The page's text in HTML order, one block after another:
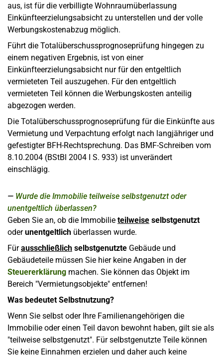
aus, ist für die verbilligte Wohnraumüberlassung
Einkünfteerzielungsabsicht zu unterstellen und der volle
Werbungskostenabzug möglich.
Führt die Totalüberschussprognoseprüfung hingegen zu
einem negativen Ergebnis, ist von einer
Einkünfteerzielungsabsicht nur für den entgeltlich
vermieteten Teil auszugehen. Für den entgeltlich
vermieteten Teil können die Werbungskosten anteilig
abgezogen werden.
Die Totalüberschussprognoseprüfung für die Einkünfte aus
Vermietung und Verpachtung erfolgt nach langjähriger und
gefestigter BFH-Rechtsprechung. Das BMF-Schreiben vom
8.10.2004 (BStBl 2004 I S. 933) ist unverändert
einschlägig.
Wurde die Immobilie teilweise selbstgenutzt oder
unentgeltlich überlassen?
Geben Sie an, ob die Immobilie teilweise selbstgenutzt
oderunentgeltlich überlassen wurde.
Fürausschließlich selbstgenutzte Gebäude und
Gebäudeteile müssen Sie hier keine Angaben in der
Steuererklärung machen. Sie können das Objekt im
Bereich "Vermietungsobjekte" entfernen!
Was bedeutet Selbstnutzung?
Wenn Sie selbst oder Ihre Familienangehörigen die
Immobilie oder einen Teil davon bewohnt haben, gilt sie als
"teilweise selbstgenutzt". Für selbstgenutzte Teile können
Sie keine Einnahmen erzielen und daher auch keine